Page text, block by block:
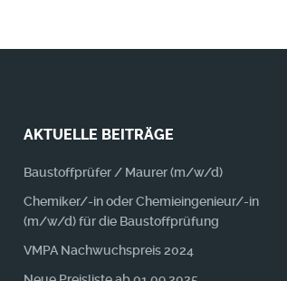
AKTUELLE BEITRÄGE
Baustoffprüfer / Maurer (m/w/d)
Chemiker/-in oder Chemieingenieur/-in
(m/w/d) für die Baustoffprüfung
VMPA Nachwuchspreis 2024